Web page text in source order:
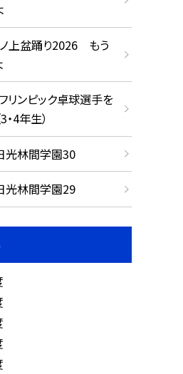
上盆踊り2026 もう
リンピック卓球選手を
4年生）
光林間学園30
光林間学園29